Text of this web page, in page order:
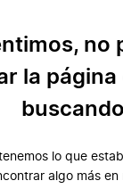
no
la página
lo que
algo más en